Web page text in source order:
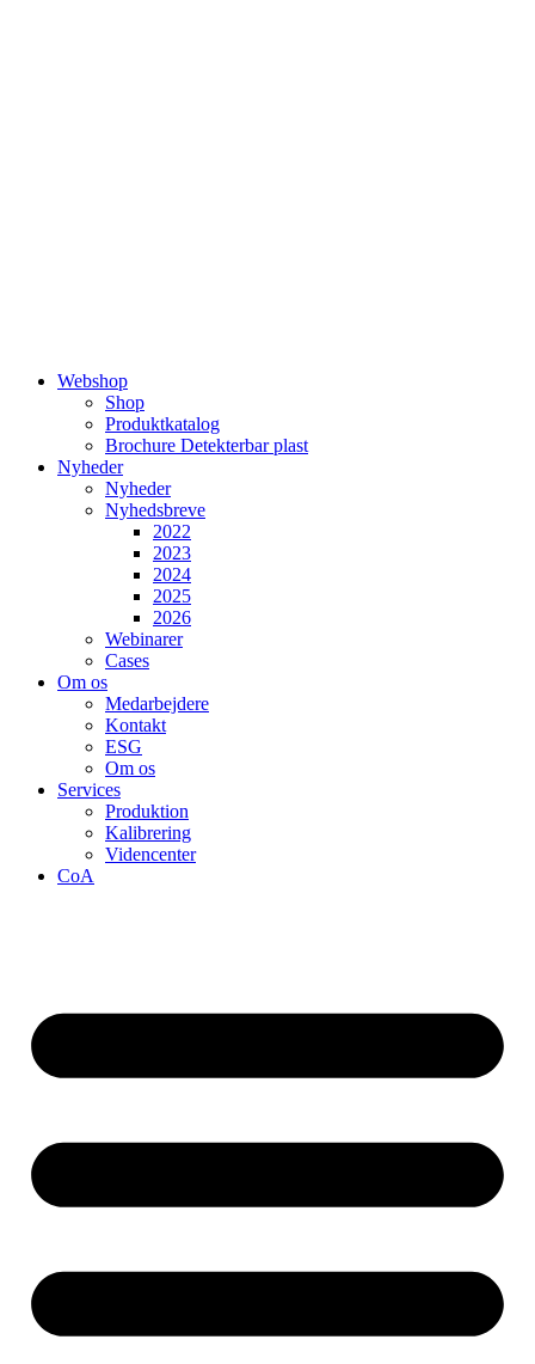
Webshop
Shop
Produktkatalog
Brochure Detekterbar plast
Nyheder
Nyheder
Nyhedsbreve
2022
2023
2024
2025
2026
Webinarer
Cases
Om os
Medarbejdere
Kontakt
ESG
Om os
Services
Produktion
Kalibrering
Videncenter
CoA